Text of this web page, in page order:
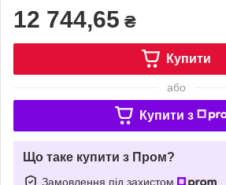
12 744,65 ₴
Купити
або
Купити з
Що таке купити з Пром?
Замовлення під захистом